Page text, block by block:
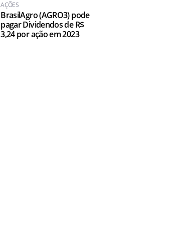
AÇÕES
BrasilAgro (AGRO3) pode
pagar Dividendos de R$
3,24 por ação em 2023